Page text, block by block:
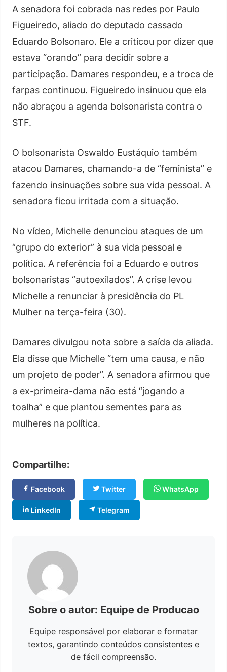
A senadora foi cobrada nas redes por Paulo
Figueiredo, aliado do deputado cassado
Eduardo Bolsonaro. Ele a criticou por dizer que
estava “orando” para decidir sobre a
participação. Damares respondeu, e a troca de
farpas continuou. Figueiredo insinuou que ela
não abraçou a agenda bolsonarista contra o
STF.
O bolsonarista Oswaldo Eustáquio também
atacou Damares, chamando-a de “feminista” e
fazendo insinuações sobre sua vida pessoal. A
senadora ficou irritada com a situação.
No vídeo, Michelle denunciou ataques de um
“grupo do exterior” à sua vida pessoal e
política. A referência foi a Eduardo e outros
bolsonaristas “autoexilados”. A crise levou
Michelle a renunciar à presidência do PL
Mulher na terça-feira (30).
Damares divulgou nota sobre a saída da aliada.
Ela disse que Michelle “tem uma causa, e não
um projeto de poder”. A senadora afirmou que
a ex-primeira-dama não está “jogando a
toalha” e que plantou sementes para as
mulheres na política.
Compartilhe:
Facebook Twitter WhatsApp
LinkedIn Telegram
Sobre o autor: Equipe de Producao
Equipe responsável por elaborar e formatar
textos, garantindo conteúdos consistentes e
de fácil compreensão.